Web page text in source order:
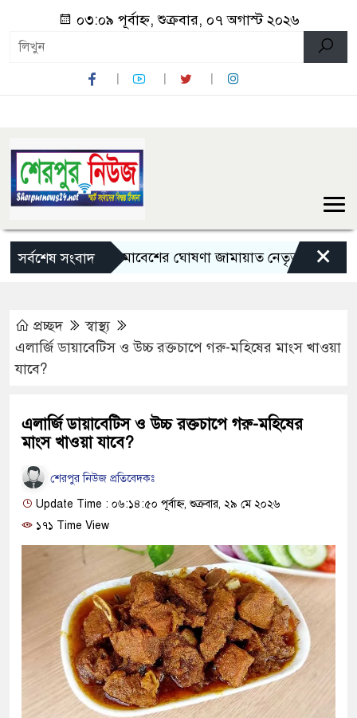
০৩:০৯ পূর্বাহ্ন, শুক্রবার, ০৭ অগাস্ট ২০২৬
সর্বশেষ সংবাদ
ও মহাসমাবেশের ঘোষণা জামায়াত নেতৃত্বাধীন ১১ দলের
×
প্রচ্ছদ
স্বাস্থ্য
এলার্জি ডায়াবেটিস ও উচ্চ রক্তচাপে গরু-মহিষের মাংস খাওয়া
যাবে?
এলার্জি ডায়াবেটিস ও উচ্চ রক্তচাপে গরু-মহিষের
মাংস খাওয়া যাবে?
শেরপুর নিউজ প্রতিবেদকঃ
Update Time : ০৬:১৪:৫০ পূর্বাহ্ন, শুক্রবার, ২৯ মে ২০২৬
১৭১ Time View